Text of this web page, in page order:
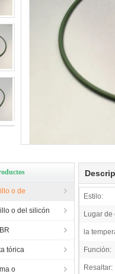
o de
o del silicón
tórica
o
Estilo:
Lugar de
la
Función:
Resaltar: